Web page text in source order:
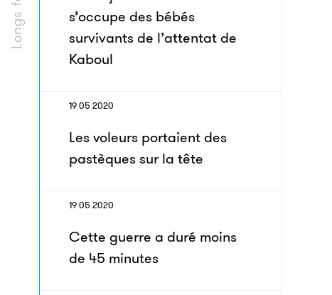
s’occupe des bébés
survivants de l’attentat de
Kaboul
19 05 2020
Les voleurs portaient des
pastèques sur la tête
19 05 2020
Cette guerre a duré moins
de 45 minutes